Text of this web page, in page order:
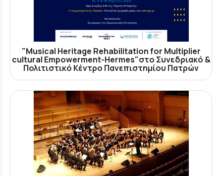
"Musical Heritage Rehabilitation for Multiplier
cultural Empowerment-Hermes"στο Συνεδριακό &
Πολιτιστικό Κέντρο Πανεπιστημίου Πατρών